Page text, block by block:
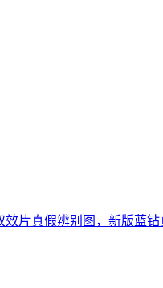
效片真假辨别图，新版蓝钻